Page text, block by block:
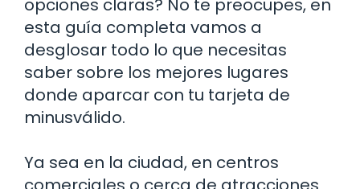
opciones claras? No te preocupes, en
esta guía completa vamos a
desglosar todo lo que necesitas
saber sobre los mejores lugares
donde aparcar con tu tarjeta de
minusválido.
Ya sea en la ciudad, en centros